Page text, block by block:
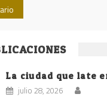
La ciudad que late
julio 28, 2026